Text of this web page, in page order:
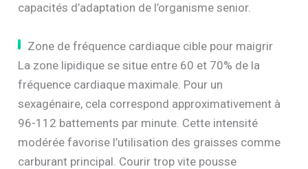
capacités d’adaptation de l’organisme senior.
Zone de fréquence cardiaque cible pour maigrir
La zone lipidique se situe entre 60 et 70% de la
fréquence cardiaque maximale. Pour un
sexagénaire, cela correspond approximativement à
96-112 battements par minute. Cette intensité
modérée favorise l’utilisation des graisses comme
carburant principal. Courir trop vite pousse